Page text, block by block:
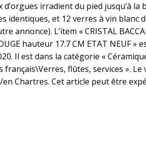
irradient du pied jusqu’à la
identiques, et 12 verres à vin blanc
annonce). L’item « CRISTAL
hauteur 17.7 CM ETAT NEUF »
Il est dans la catégorie «
flûtes, services ». Le
en Chartres. Cet article peut être